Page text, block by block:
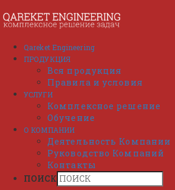
к
содержимому
Qareket Engineering
ПРОДУКЦИЯ
Вся продукция
Правила и условия
УСЛУГИ
Комплексное решение
Обучение
О КОМПАНИИ
Деятельность Компании
Руководство Компаний
Контакты
ПОИСК